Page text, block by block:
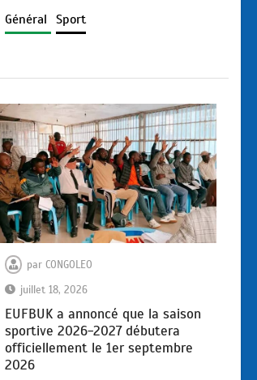
Général Sport
par CONGOLEO
juillet 18, 2026
EUFBUK a annoncé que la saison
sportive 2026-2027 débutera
officiellement le 1er septembre
2026